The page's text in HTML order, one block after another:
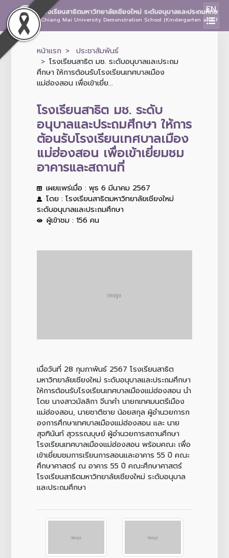
โรงเรียนสาธิตมหาวิทยาลัยเชียงใหม่ ระดับอนุบาลและประถมศึกษา
Chiang Mai University Demonstration School (Kindergarten and
EN
หน้าแรก
ประชาสัมพันธ์
โรงเรียนสาธิต มช. ระดับอนุบาลและประถม
ศึกษา ให้การต้อนรับโรงเรียนเทศบาลเมือง
แม่ฮ่องสอน เพื่อเข้าเยี่ย...
โรงเรียนสาธิต มช. ระดับ
อนุบาลและประถมศึกษา ให้การ
ต้อนรับโรงเรียนเทศบาลเมือง
แม่ฮ่องสอน เพื่อเข้าเยี่ยมชม
อาคารและสถานที่
เผยแพร่เมื่อ : พุธ 6 มีนาคม 2567
โดย : โรงเรียนสาธิตมหาวิทยาลัยเชียงใหม่
ระดับอนุบาลและประถมศึกษา
ผู้เข้าชม : 156 คน
เมื่อวันที่ 28 กุมภาพันธ์ 2567 โรงเรียนสาธิต
มหาวิทยาลัยเชียงใหม่ ระดับอนุบาลและประถมศึกษา
ให้การต้อนรับโรงเรียนเทศบาลเมืองแม่ฮ่องสอน นำ
โดย นางสาวมัลลิกา จีนาคำ นายกเทศมนตรีเมือง
แม่ฮ่องสอน, นายชาติชาย น้อยสกุล ผู้อำนวยการก
องการศึกษาเทศบาลเมืองแม่ฮ่องสอน และ นาย
สุจฑินันท์ สุวรรณบุษย์ ผู้อำนวยการสถานศึกษา
โรงเรียนเทศบาลเมืองแม่ฮ่องสอน พร้อมคณะ เพื่อ
เข้าเยี่ยมชมการเรียนการสอนและอาคาร 55 ปี คณะ
ศึกษาศาสตร์ ณ อาคาร 55 ปี คณะศึกษาศาสตร์
โรงเรียนสาธิตมหาวิทยาลัยเชียงใหม่ ระดับอนุบาล
และประถมศึกษา